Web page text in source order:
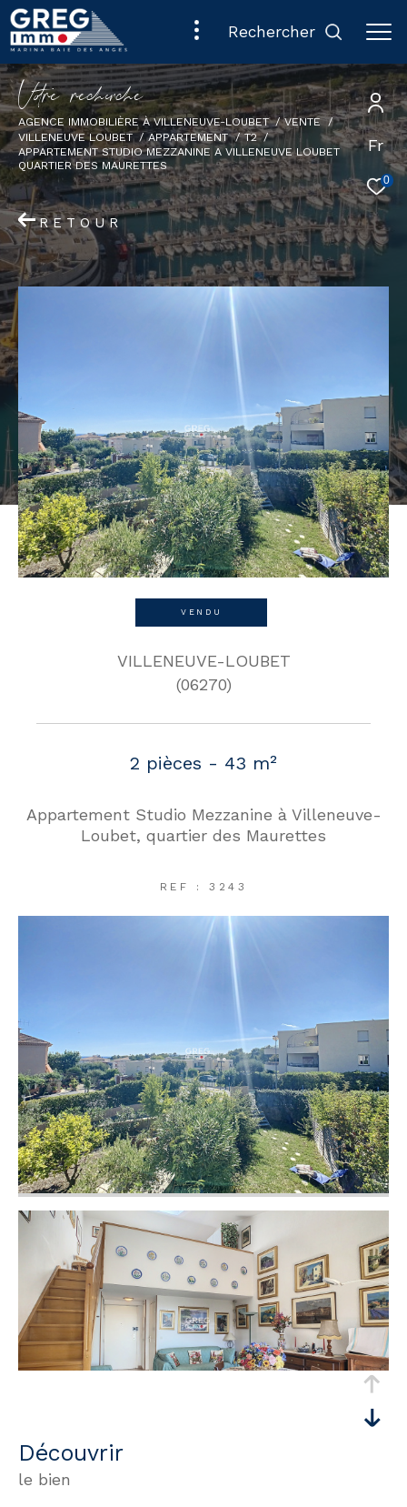
Fr
0
rechercher
Vore recece
AGENCE IMMOBILIÈRE À VILLENEUVE-LOUBET
VENTE
VILLENEUVE LOUBET
APPARTEMENT
T2
APPARTEMENT STUDIO MEZZANINE A VILLENEUVE LOUBET
QUARTIER DES MAURETTES
RETOUR
VENDU
VILLENEUVE-LOUBET
(06270)
2 pièces - 43 m²
Appartement Studio Mezzanine à Villeneuve-
Loubet, quartier des Maurettes
REF : 3243
découvrir
le bien